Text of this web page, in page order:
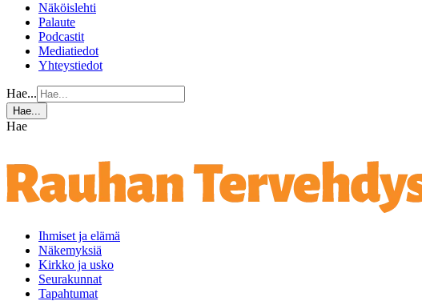
Näköislehti
Palaute
Podcastit
Mediatiedot
Yhteystiedot
Hae...
Hae...
Hae
Ihmiset ja elämä
Näkemyksiä
Kirkko ja usko
Seurakunnat
Tapahtumat